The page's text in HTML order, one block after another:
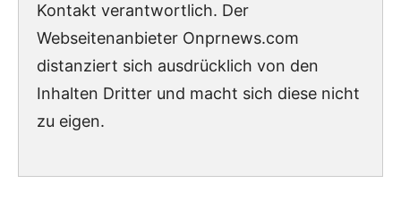
Kontakt verantwortlich. Der
Webseitenanbieter Onprnews.com
distanziert sich ausdrücklich von den
Inhalten Dritter und macht sich diese nicht
zu eigen.